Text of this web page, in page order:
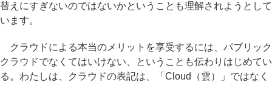
替えにすぎないのではないかということも理解されようとして
います。
クラウドによる本当のメリットを享受するには、パブリック
クラウドでなくてはいけない、ということも伝わりはじめてい
る。わたしは、クラウドの表記は、「Cloud（雲）」ではなく